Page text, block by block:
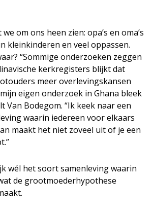
om ons heen zien: opa’s en oma’s
kleinkinderen en veel oppassen.
“Sommige onderzoeken zeggen
kerkregisters blijkt dat
meer overlevingskansen
eigen onderzoek in Ghana bleek
Van Bodegom. “Ik keek naar een
waarin iedereen voor elkaars
maakt het niet zoveel uit of je een
wél het soort samenleving waarin
de grootmoederhypothese